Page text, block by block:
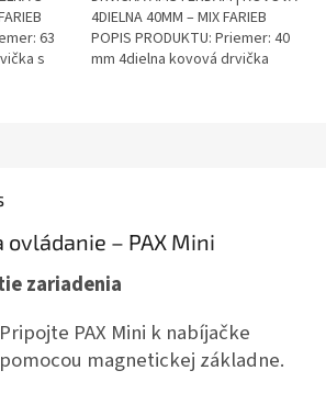
63
s
4DIELNA 40MM – MIX FARIEB
POPIS PRODUKTU: Priemer: 40
mm 4dielna kovová drvička
ovládanie – PAX Mini
zariadenia
Pripojte PAX Mini k nabíjačke
pomocou magnetickej základne.